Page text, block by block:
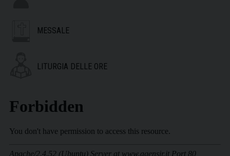
MESSALE
LITURGIA DELLE ORE